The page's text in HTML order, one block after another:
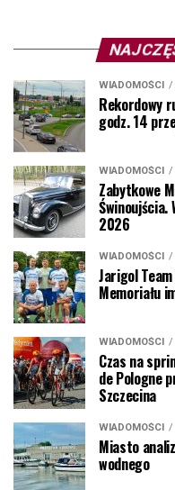
WIADOMOŚCI
Rekordowy
godz. 14
WIADOMOŚCI
Zabytkowe
Świnoujścia.
2026
WIADOMOŚCI
Jarigol
Memoriału
WIADOMOŚCI
Czas na
de Pologne
Szczecina
WIADOMOŚCI
Miasto
wodnego